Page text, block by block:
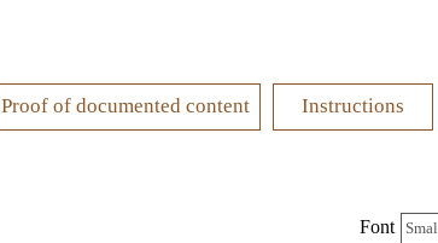
Proof of documented content Instructions
Font